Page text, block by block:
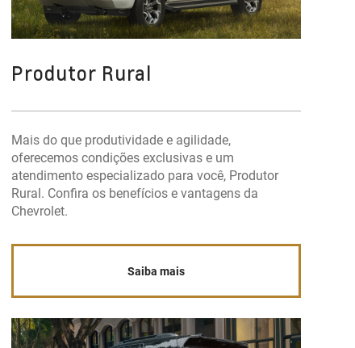
Produtor Rural
Mais do que produtividade e agilidade,
oferecemos condições exclusivas e um
atendimento especializado para você, Produtor
Rural. Confira os benefícios e vantagens da
Chevrolet.
Saiba mais